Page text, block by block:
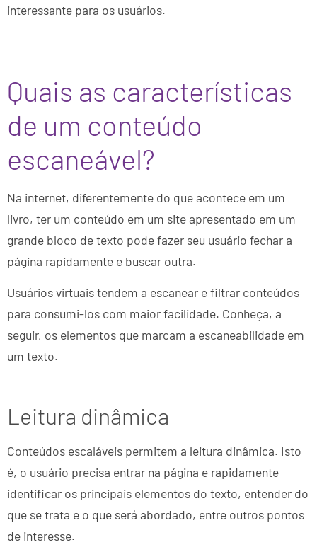
interessante para os usuários.
Quais as características
de um conteúdo
escaneável?
Na internet, diferentemente do que acontece em um
livro, ter um conteúdo em um site apresentado em um
grande bloco de texto pode fazer seu usuário fechar a
página rapidamente e buscar outra.
Usuários virtuais tendem a escanear e filtrar conteúdos
para consumi-los com maior facilidade. Conheça, a
seguir, os elementos que marcam a escaneabilidade em
um texto.
Leitura dinâmica
Conteúdos escaláveis permitem a leitura dinâmica. Isto
é, o usuário precisa entrar na página e rapidamente
identificar os principais elementos do texto, entender do
que se trata e o que será abordado, entre outros pontos
de interesse.